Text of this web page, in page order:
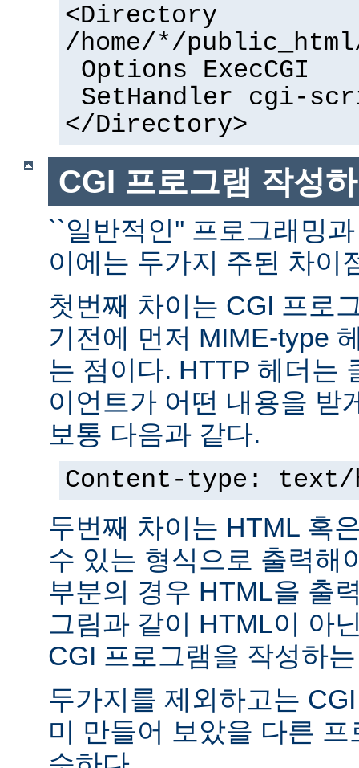
<Directory
/home/*/
Options ExecCGI
SetHandler cgi-
</Directory>
CGI 프로그램 작성
``일반적인'' 프로그래밍
이에는 두가지 주된 차이
첫번째 차이는 CGI 프로
기전에 먼저 MIME-type
는 점이다. HTTP 헤더는
이언트가 어떤 내용을 받
보통 다음과 같다.
Content-type: text/
두번째 차이는 HTML 혹
수 있는 형식으로 출력해
부분의 경우 HTML을 출
그림과 같이 HTML이 아
CGI 프로그램을 작성하
두가지를 제외하고는
미 만들어 보았을 다른